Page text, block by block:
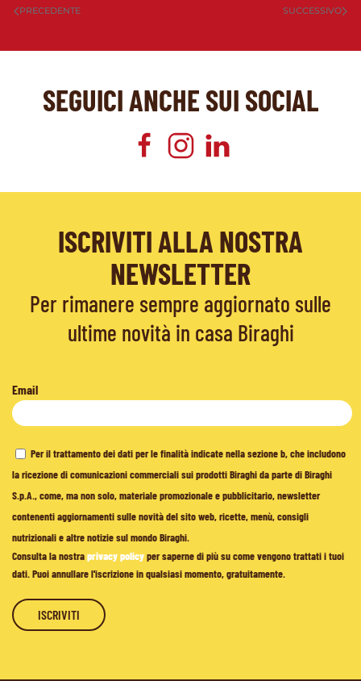
PRECEDENTE SUCCESSIVO
SEGUICI ANCHE SUI SOCIAL
ISCRIVITI ALLA NOSTRA
NEWSLETTER
Per rimanere sempre aggiornato sulle
ultime novità in casa Biraghi
Email
Per il trattamento dei dati per le finalità indicate nella sezione b, che includono
la ricezione di comunicazioni commerciali sui prodotti Biraghi da parte di Biraghi
S.p.A., come, ma non solo, materiale promozionale e pubblicitario, newsletter
contenenti aggiornamenti sulle novità del sito web, ricette, menù, consigli
nutrizionali e altre notizie sul mondo Biraghi.
Consulta la nostraprivacy policyper saperne di più su come vengono trattati i tuoi
dati. Puoi annullare l'iscrizione in qualsiasi momento, gratuitamente.